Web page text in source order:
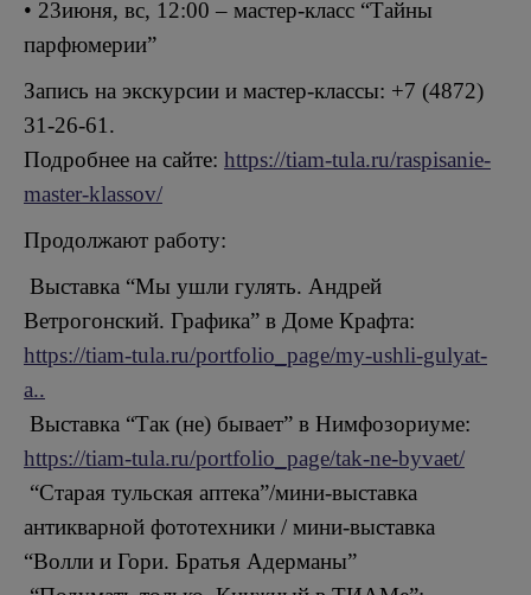
• 23июня, вс, 12:00 – мастер-класс “Тайны
парфюмерии”
Запись на экскурсии и мастер-классы: +7 (4872)
31-26-61.
Подробнее на сайте: https://tiam-tula.ru/raspisanie-
master-klassov/
Продолжают работу:
Выставка “Мы ушли гулять. Андрей
Ветрогонский. Графика” в Доме Крафта:
https://tiam-tula.ru/portfolio_page/my-ushli-gulyat-
a..
Выставка “Так (не) бывает” в Нимфозориуме:
https://tiam-tula.ru/portfolio_page/tak-ne-byvaet/
“Старая тульская аптека”/мини-выставка
антикварной фототехники / мини-выставка
“Волли и Гори. Братья Адерманы”